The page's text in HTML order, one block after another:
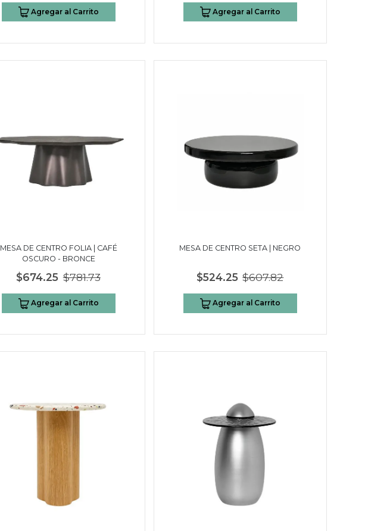
Agregar al Carrito Agregar al Carrito
MESA DE CENTRO FOLIA | CAFÉ
OSCURO - BRONCE
$674.25 $781.73
Agregar al Carrito
MESA DE CENTRO SETA | NEGRO
$524.25 $607.82
Agregar al Carrito